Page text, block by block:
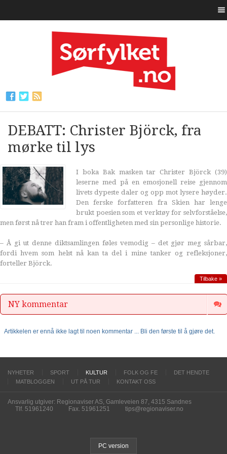
DEBATT: Christer Björck, fra
mørke til lys
I boka Bak masken tar Christer Björck (39)
leserne med på en emosjonell reise gjennom
livets dypeste daler og opp mot lysere høyder.
Den ferske forfatteren fra Skien har lenge
brukt poesien som et verktøy for selvforståelse,
men først nå trer han fram i offentligheten med sin personlige historie.
– Å gi ut denne diktsamlingen føles vemodig – det gjør meg sårbar,
fordi hvem som helst nå kan ta del i mine tanker og refleksjoner,
forteller Björck.
Tilbake »
NY kommentar
Artikkelen er ennå ikke lagt til noen kommentar ... Bli den første til å gjøre det.
NYHETER SPORT KULTUR FOLK OG FE
DET HENDTE
MATBLOGGEN
UT PÅ TUR KONTAKT OSS
Ansvarlig utgiver: Regionaviser AS, Gamleveien 87, 4315 Sandnes
Tlf. 51961240
Fax. 51961251 tips@regionaviser.no
PC version